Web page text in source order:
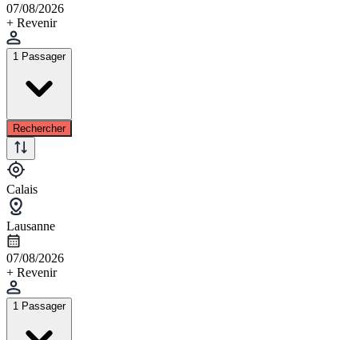
07/08/2026
+ Revenir
1 Passager
Rechercher
Calais
Lausanne
07/08/2026
+ Revenir
1 Passager